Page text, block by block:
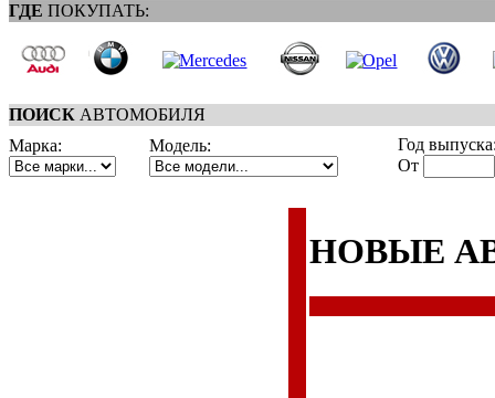
ГДЕ ПОКУПАТЬ:
ПОИСК АВТОМОБИЛЯ
Марка:
Модель:
Год
От
НОВЫЕ